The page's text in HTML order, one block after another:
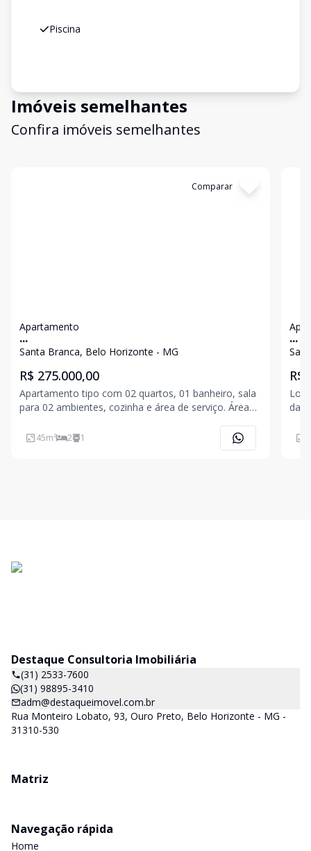
Piscina
Imóveis semelhantes
Confira imóveis semelhantes
Comparar
Apartamento
...
Santa Branca, Belo Horizonte - MG
R$ 275.000,00
Apartamento tipo com 02 quartos, 01 banheiro, sala
para 02 ambientes, cozinha e área de serviço. Área
garagem descobertas. Janelas de alumínio e prédio
45m² 2 1
...
R$
da
Destaque Consultoria Imobiliária
(31) 2533-7600
(31) 98895-3410
adm@destaqueimovel.com.br
Rua Monteiro Lobato, 93, Ouro Preto, Belo Horizonte - MG -
31310-530
Matriz
Navegação rápida
Home